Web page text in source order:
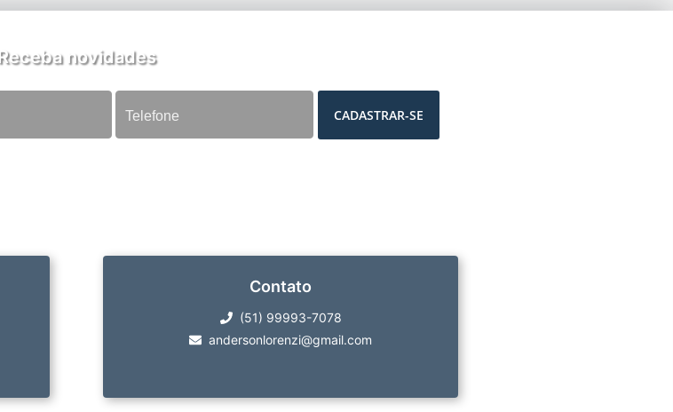
Receba novidades
CADASTRAR-SE
Contato
(51) 99993-7078
andersonlorenzi@gmail.com